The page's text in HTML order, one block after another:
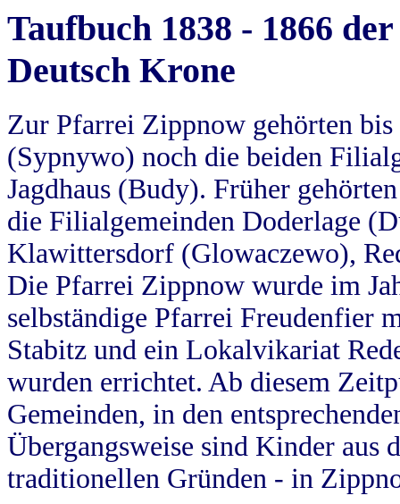
Taufbuch 1838 - 1866
Deutsch Krone
Zur Pfarrei Zippnow gehörten
(Sypnywo) noch die beiden
Jagdhaus (Budy). Früher
die Filialgemeinden Doderlage
Klawittersdorf (Glowaczewo),
Die Pfarrei Zippnow wurde im
selbständige Pfarrei Freudenfier
Stabitz und ein Lokalvikariat
wurden errichtet. Ab diesem
Gemeinden, in den
Übergangsweise sind Kinder aus
traditionellen Gründen - in